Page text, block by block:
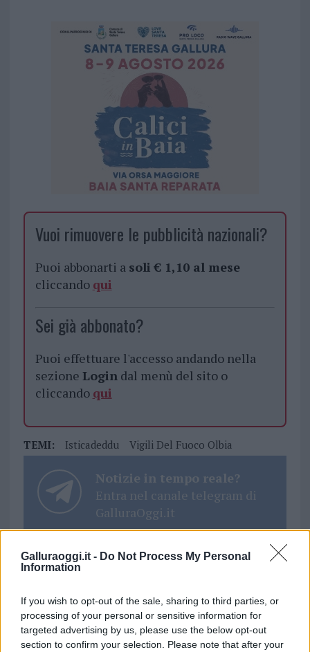
Galluraoggi.it - Do Not Process My Personal
Information
If you wish to opt-out of the sale, sharing to third parties, or
processing of your personal or sensitive information for
targeted advertising by us, please use the below opt-out
section to confirm your selection. Please note that after your
Vuoi rimuovere le pubblicità nazionali?
Puoi abbonarti a soli € 1,10 al mese
cliccando qui
Sei già abbonato?
Puoi effettuare l'accesso andando nella
sezione Logindal menù del sito o
cliccando qui
TEMI: Isticadeddu Vigili Del Fuoco Olbia
Notizie in tempo reale?
Entra nel canale telegram di
GalluraOggi.it
i tuoi video e le tue foto
Su WhatsApp al numero +39
345 356 7512